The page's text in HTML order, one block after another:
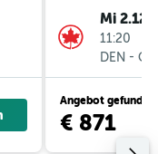
Mi 2.12.
11:20
DEN -
Angebot gefunden
€ 871